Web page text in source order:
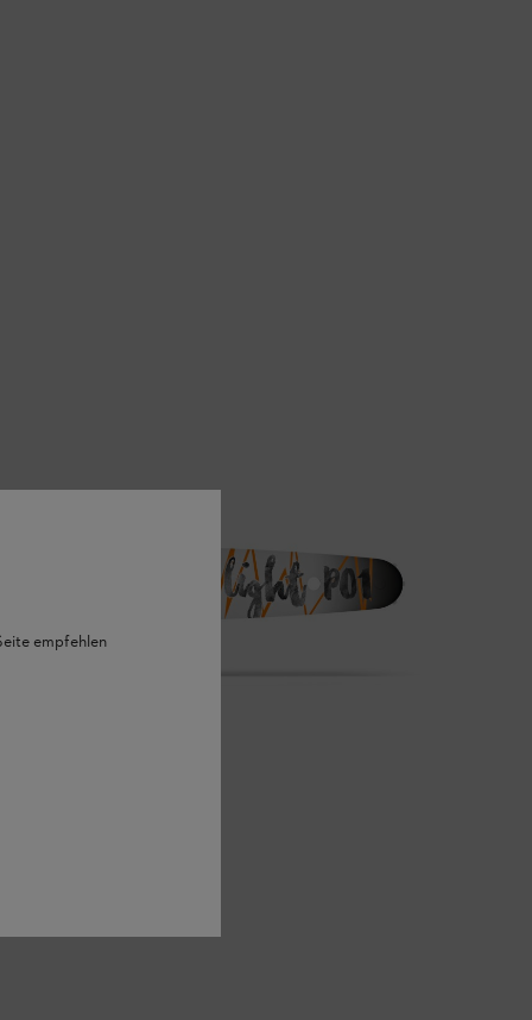
empfehlen